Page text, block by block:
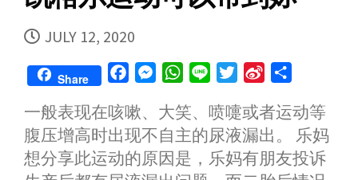
PUBLISHED
DATE
JULY 12, 2020
Share
c
e
b
o
s
s
e
n
W
a
t
s
A
n
e
i
t
t
e
n
a
W
e
a
e
一般表现在咳嗽、大笑、喷嚏或者运动等
腹压增高时出现不自主的尿液漏出。 乐妈
想分享此运动的原因是，乐妈有朋友投诉